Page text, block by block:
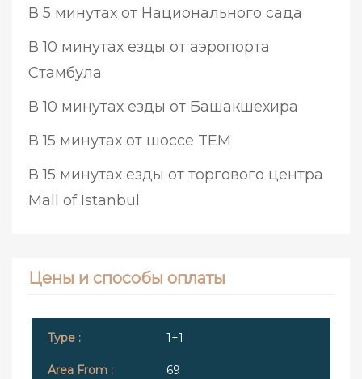
В 5 минутах от Национального сада
В 10 минутах езды от аэропорта
Стамбула
В 10 минутах езды от Башакшехира
В 15 минутах от шоссе TEM
В 15 минутах езды от торгового центра
Mall of Istanbul
Цены и способы оплаты
1+1
69